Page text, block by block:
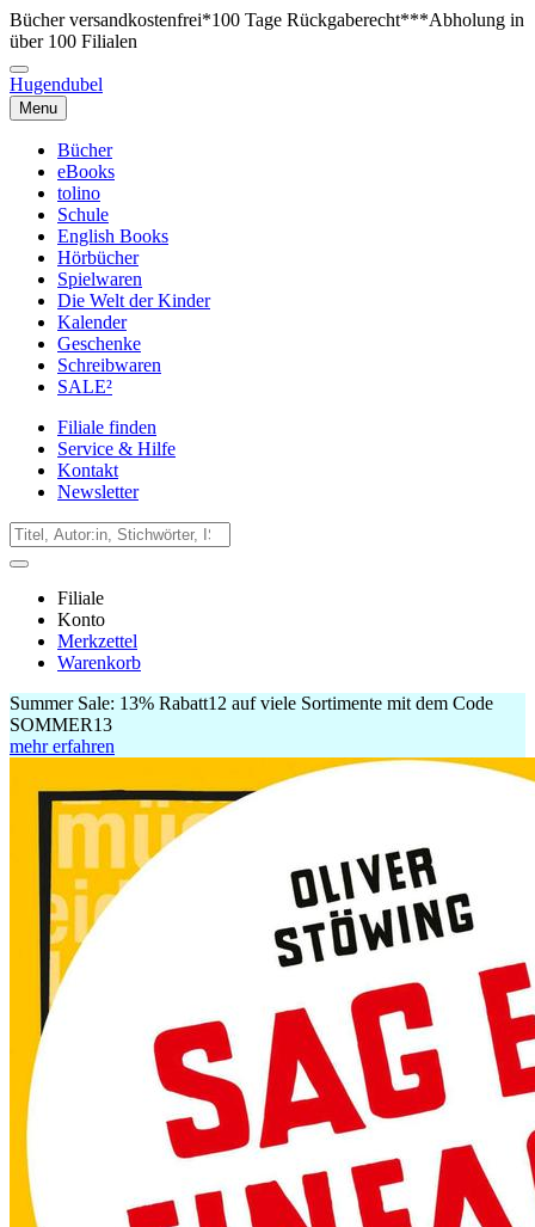
Bücher versandkostenfrei*100 Tage Rückgaberecht***Abholung in
über 100 Filialen
Hugendubel
Menu
Bücher
eBooks
tolino
Schule
English Books
Hörbücher
Spielwaren
Die Welt der Kinder
Kalender
Geschenke
Schreibwaren
SALE²
Filiale finden
Service & Hilfe
Kontakt
Newsletter
Filiale
Konto
Merkzettel
Warenkorb
Summer Sale: 13% Rabatt12 auf viele Sortimente mit dem Code
SOMMER13
mehr erfahren